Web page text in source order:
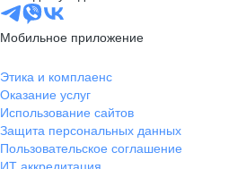
Мобильное приложение
Этика и комплаенс
Оказание услуг
Использование сайтов
Защита персональных данных
Пользовательское соглашение